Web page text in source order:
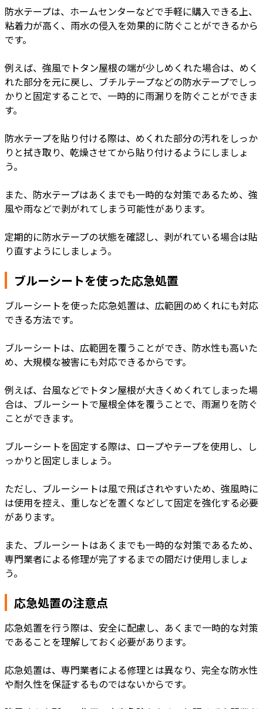
防水テープは、ホームセンターなどで手軽に購入できる上、
粘着力が高く、雨水の侵入を効果的に防ぐことができるから
です。
例えば、強風でトタン屋根の端が少しめくれた場合は、めく
れた部分を元に戻し、ブチルテープなどの防水テープでしっ
かりと固定することで、一時的に雨漏りを防ぐことができま
す。
防水テープを貼り付ける際は、めくれた部分の汚れをしっか
りと拭き取り、乾燥させてから貼り付けるようにしましょ
う。
また、防水テープはあくまでも一時的な対策であるため、強
風や雨などで剥がれてしまう可能性があります。
定期的に防水テープの状態を確認し、剥がれている場合は貼
り直すようにしましょう。
ブルーシートを使った応急処置
ブルーシートを使った応急処置は、広範囲のめくれにも対応
できる方法です。
ブルーシートは、広範囲を覆うことができ、防水性も高いた
め、大規模な被害にも対応できるからです。
例えば、台風などでトタン屋根が大きくめくれてしまった場
合は、ブルーシートで屋根全体を覆うことで、雨漏りを防ぐ
ことができます。
ブルーシートを固定する際は、ロープやテープを使用し、し
っかりと固定しましょう。
ただし、ブルーシートは風で飛ばされやすいため、強風時に
は使用を控え、重しなどを置くなどして固定を強化する必要
があります。
また、ブルーシートはあくまでも一時的な対策であるため、
専門業者による修理が完了するまでの間だけ使用しましょ
う。
応急処置の注意点
応急処置を行う際は、安全に配慮し、あくまで一時的な対策
であることを理解しておく必要があります。
応急処置は、専門業者による修理とは異なり、完全な防水性
や耐久性を保証するものではないからです。